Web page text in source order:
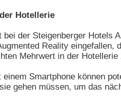
Hotellerie
bei der Steigenberger Hotels
Reality eingefallen,
Mehrwert in der
einem Smartphone können
gehen müssen, um das